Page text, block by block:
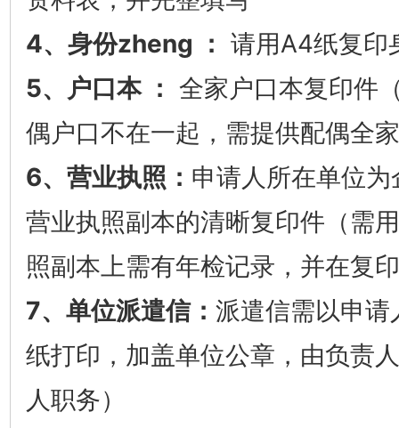
4、身份zheng ： 请用A4纸复印
5、户口本 ： 全家户口本复印件
偶户口不在一起，需提供配偶全
6、营业执照： 申请人所在单位
营业执照副本的清晰复印件（需
照副本上需有年检记录，并在复
7、单位派遣信： 派遣信需以申
纸打印，加盖单位公章，由负责
人职务）